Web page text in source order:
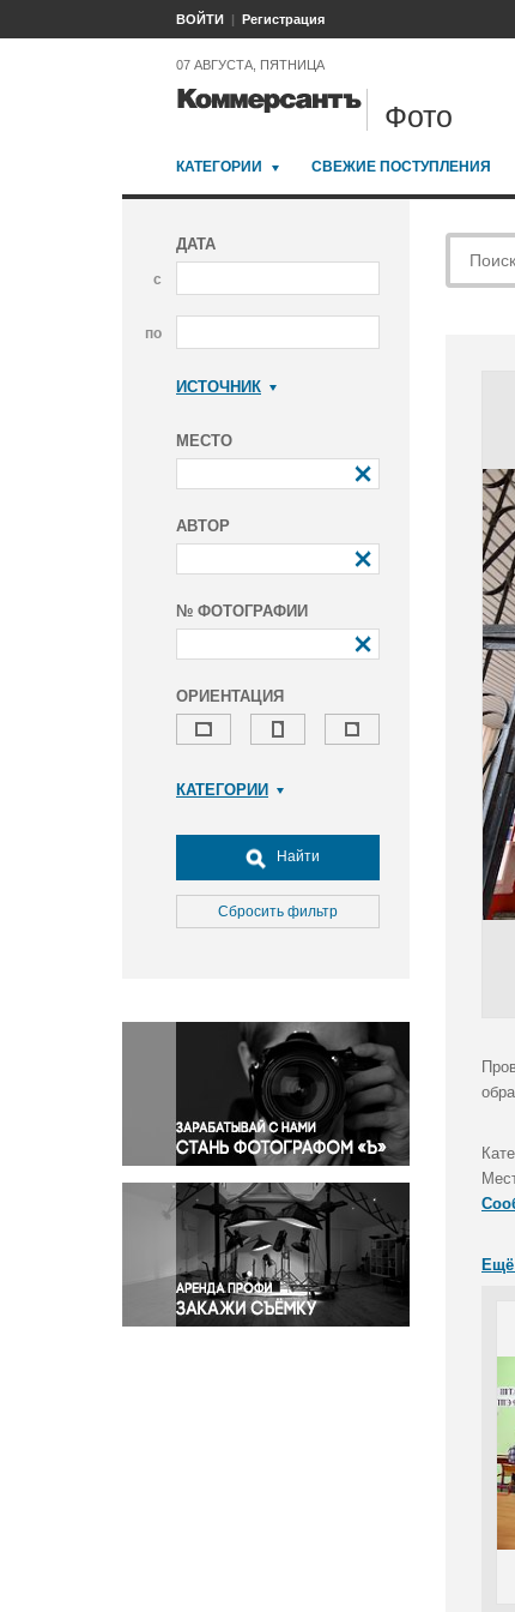
ВОЙТИ Регистрация
07 АВГУСТА, ПЯТНИЦА
Фото
КАТЕГОРИИ СВЕЖИЕ ПОСТУПЛЕНИЯ
ДАТА
с
по
ИСТОЧНИК
МЕСТО
АВТОР
№ ФОТОГРАФИИ
ОРИЕНТАЦИЯ
КАТЕГОРИИ
Досуг, туризм и отдых
Культура
Медицина
Окружающая среда
Политика
Правосудие
Происшествия и конфликты
Религия
Светская жизнь
Спорт
Экология
Экономика и бизнес
Найти
Сбросить фильтр